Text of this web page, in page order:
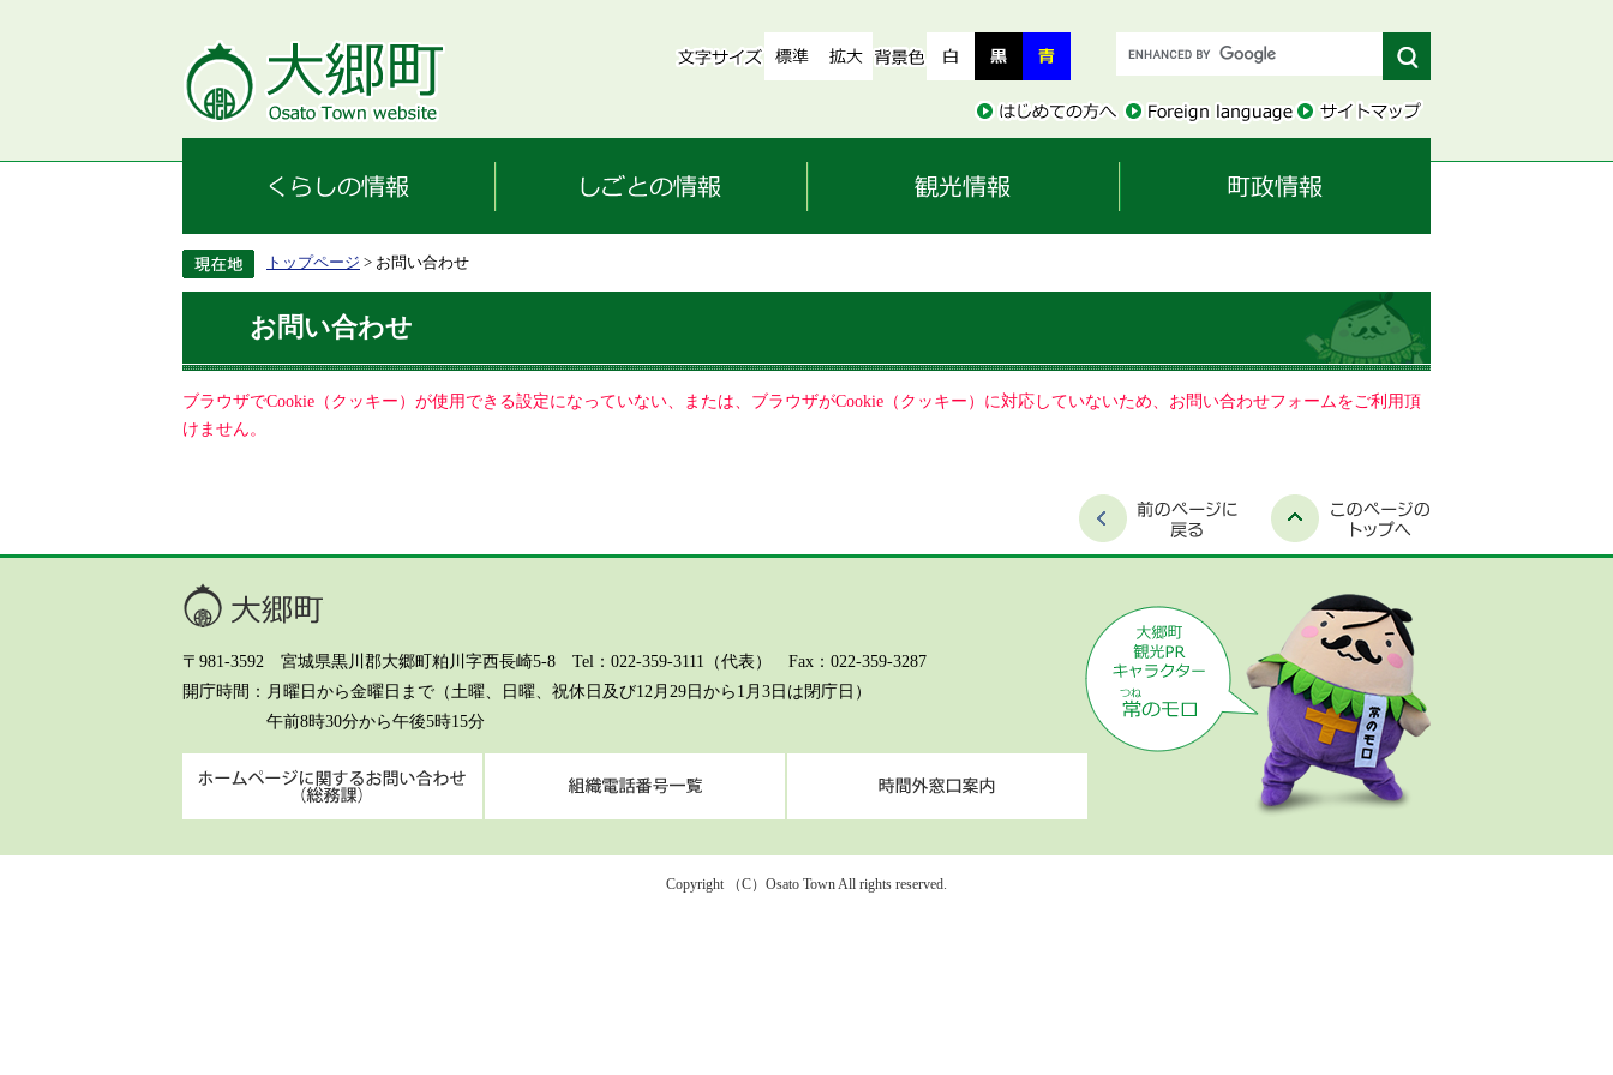
トップページ > お問い合わせ
お問い合わせ
ブラウザでCookie（クッキー）が使用できる設定になっていない、または、ブラウザがCookie（クッキー）に対応していないため、お問い合わせフォームをご利用頂
けません。
〒981-3592 宮城県黒川郡大郷町粕川字西長崎5-8 Tel：022-359-3111（代表） Fax：022-359-3287
開庁時間
月曜日から金曜日まで（土曜、日曜、祝休日及び12月29日から1月3日は閉庁日）
午前8時30分から午後5時15分
Copyright （C）Osato Town All rights reserved.